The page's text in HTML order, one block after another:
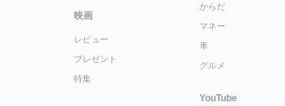
映画
レビュー
プレゼント
特集
からだ
マネー
車
グルメ
YouTube